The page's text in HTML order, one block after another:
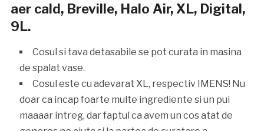
aer cald, Breville, Halo Air, XL, Digital,
9L.
Cosul si tava detasabile se pot curata in masina
de spalat vase.
Cosul este cu adevarat XL, respectiv IMENS! Nu
doar ca incap foarte multe ingrediente si un pui
maaaar intreg, dar faptul ca avem un cos atat de